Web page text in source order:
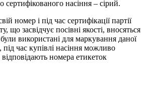
сертифікованого насіння – сірий.
номер і під час сертифікації партії
що засвідчує посівні якості, вносяться
використані для маркування даної
під час купівлі насіння можливо
номера етикеток